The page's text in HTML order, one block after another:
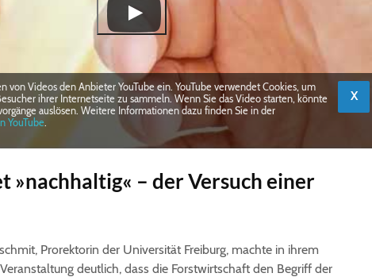
X
von Videos den Anbieter YouTube ein. YouTube verwendet Cookies, um
ihrer Internetseite zu sammeln. Wenn Sie das Video starten, könnte
auslösen. Weitere Informationen dazu finden Sie in der
YouTube
»nachhaltig« – der Versuch einer
Prorektorin der Universität Freiburg, machte in ihrem
deutlich, dass die Forstwirtschaft den Begriff der